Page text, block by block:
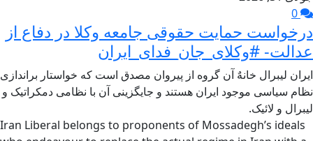
درخواست حمایت حقوقی جامعه وکلا در دفاع از
عدالت- #وکلای_جان_فدای_ایران
ایران لیبرال خانهٌ آن گروه از پیروان مصدق است که خواستار براندازی
نظام سیاسی موجود ایران هستند و جایگزینی آن با نظامی دمکراتیک و
لیبرال و لائیک.
Iran Liberal belongs to proponents of Mossadegh’s ideals